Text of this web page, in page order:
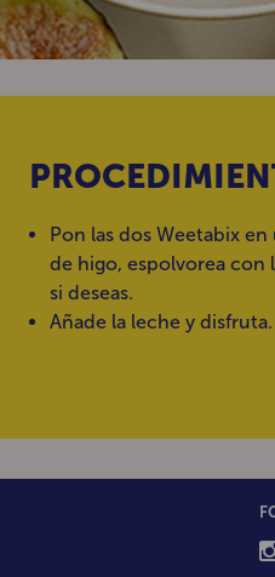
Pon las dos Weetabix
de higo, espolvorea con
si deseas.
Añade la leche y disfruta.